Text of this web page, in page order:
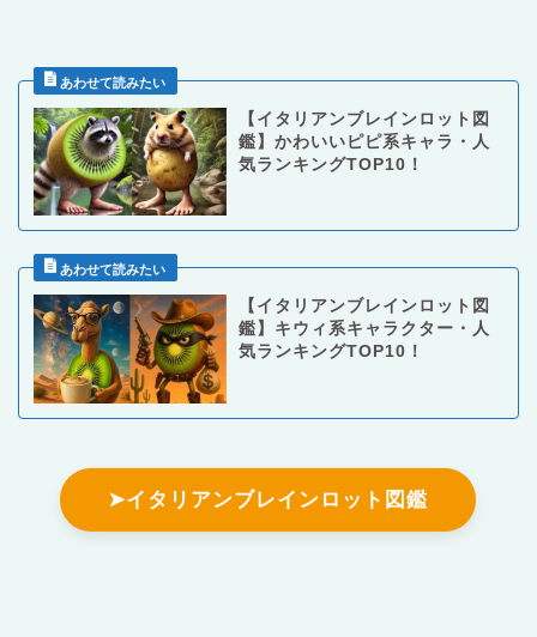
【イタリアンブレインロット図
鑑】かわいいピピ系キャラ・人
気ランキングTOP10！
【イタリアンブレインロット図
鑑】キウィ系キャラクター・人
気ランキングTOP10！
➤イタリアンブレインロット図鑑